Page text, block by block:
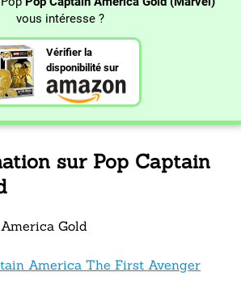
vous intéresse ?
Vérifier la
disponibilité sur
sur Pop Captain
Gold
America The First Avenger